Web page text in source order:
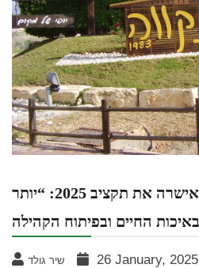
מועצת שער שומרון אישרה את תקציב 2025: “יותר
שיר גולד 26 January, 2025